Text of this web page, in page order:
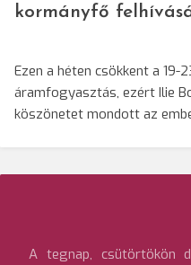
kormányfő
Ezen a héten csökkent a
áramfogyasztás, ezért Ilie
köszönetet mondott az
A tegnap, csütörtökön